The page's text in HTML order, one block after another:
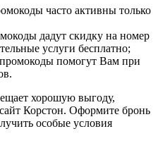
часто активны только
дадут скидку на номер
услуги бесплатно;
помогут Вам при
хорошую выгоду,
Корстон. Оформите бронь
особые условия